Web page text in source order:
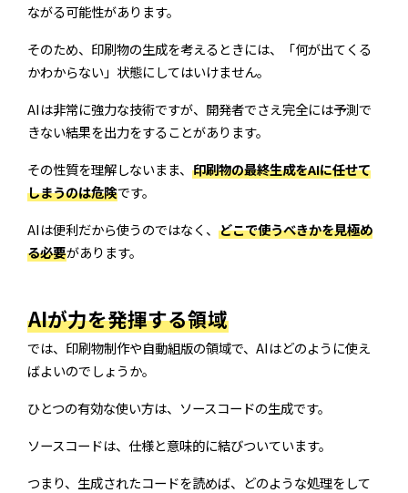
ながる可能性があります。
そのため、印刷物の生成を考えるときには、「何が出てくる
かわからない」状態にしてはいけません。
AIは非常に強力な技術ですが、開発者でさえ完全には予測で
きない結果を出力をすることがあります。
その性質を理解しないまま、 印刷物の最終生成をAIに任せて
しまうのは危険です。
AIは便利だから使うのではなく、 どこで使うべきかを見極め
る必要があります。
AIが力を発揮する領域
では、印刷物制作や自動組版の領域で、AIはどのように使え
ばよいのでしょうか。
ひとつの有効な使い方は、ソースコードの生成です。
ソースコードは、仕様と意味的に結びついています。
つまり、生成されたコードを読めば、どのような処理をして